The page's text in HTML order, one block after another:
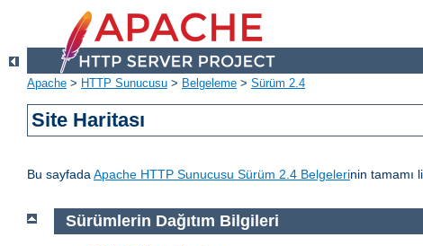
Apache > HTTP Sunucusu > Belgeleme > Sürüm 2.4
Site Haritası
Bu sayfadaApache HTTP Sunucusu Sürüm 2.4 Belgelerinin tamamı
Sürümlerin Dağıtım Bilgileri